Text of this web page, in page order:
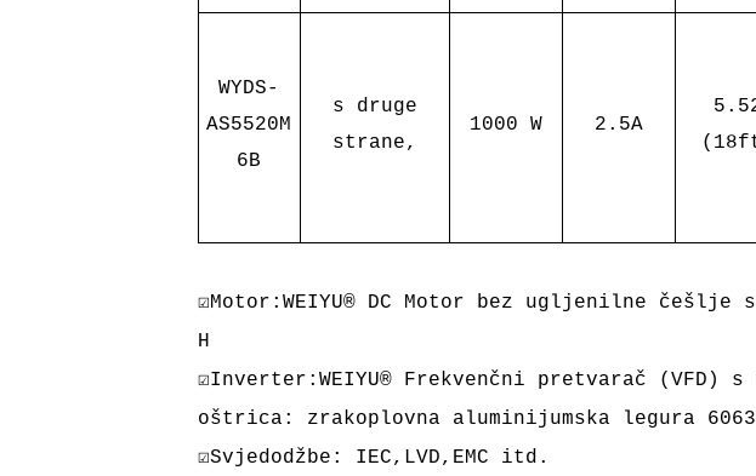
WYDS-
AS5520M
6B
s druge
strane,
1000 W 2.5A
☑Motor:WEIYU® DC Motor bez ugljenilne češlje
H
☑Inverter:WEIYU® Frekvenčni pretvarač (VFD)
oštrica: zrakoplovna aluminijumska legura
☑Svjedodžbe: IEC,LVD,EMC itd.